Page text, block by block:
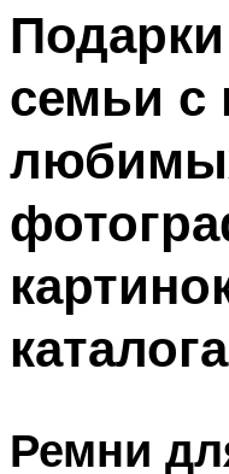
семьи с
каталога
Ремни